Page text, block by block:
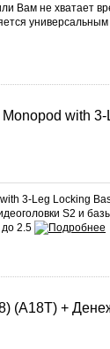
Вам не хватает
with
3-Leg Locking
S2 и
2.5
(A18T) +